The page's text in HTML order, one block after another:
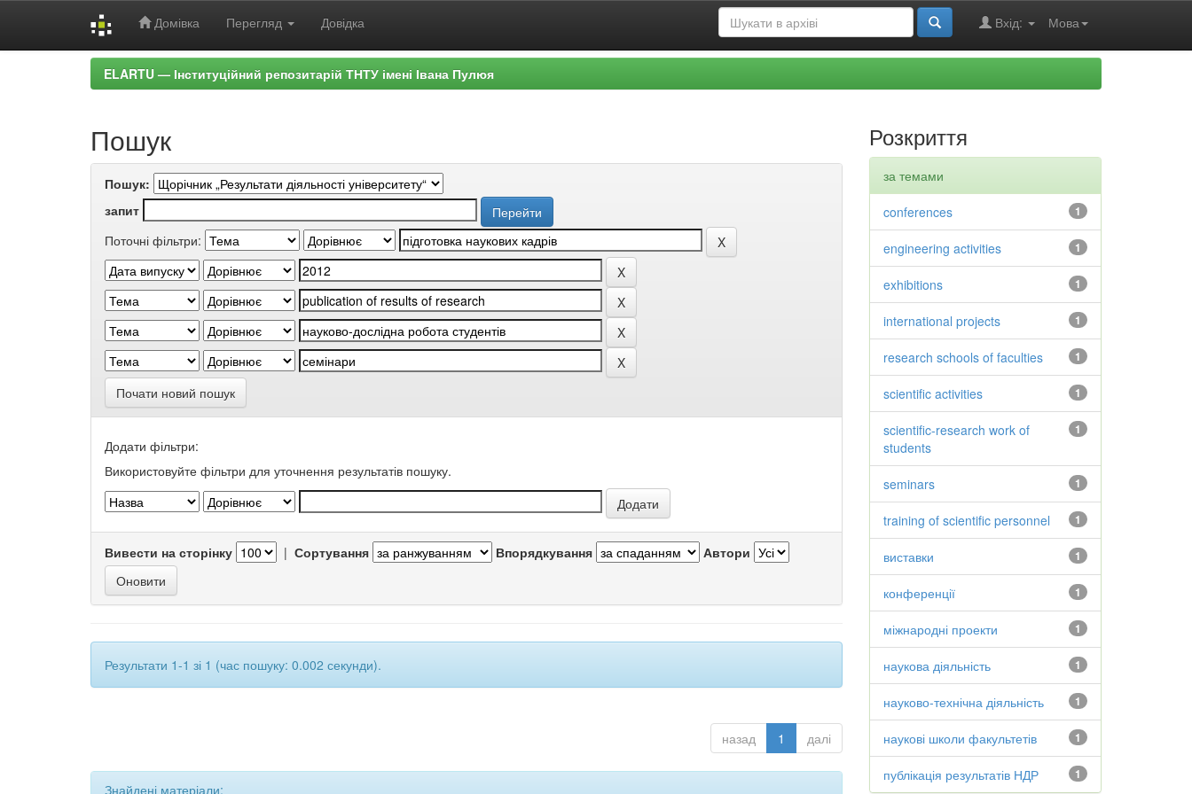
Домівка Перегляд Довідка Мова
Вхід:
ELARTU — Інституційний репозитарій ТНТУ імені Івана Пулюя
Пошук
Пошук:
запит
Поточні фільтри:
Почати новий пошук
Додати фільтри:
Використовуйте фільтри для уточнення результатів пошуку.
Вивести на сторінку | Сортування Впорядкування Автори
Результати 1-1 зі 1 (час пошуку: 0.002 секунди).
назад 1 далі
Знайдені матеріали:
Розкриття
за темами
1
conferences
1
engineering activities
1
exhibitions
1
international projects
1
research schools of faculties
1
scientific activities
1
scientific-research work of
students
1
seminars
1
training of scientific personnel
1
виставки
1
конференції
1
міжнародні проекти
1
наукова діяльність
1
науково-технічна діяльність
1
наукові школи факультетів
1
публікація результатів НДР